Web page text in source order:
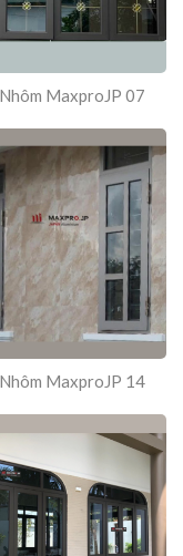
MaxproJP 07
MaxproJP 14